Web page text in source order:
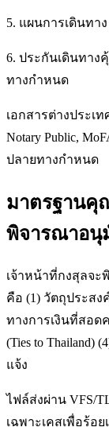
5. แผนการเดินทา
6. ประกันเดินทาง
ทางกำหนด
เอกสารต่างประเ
Notary Public,
ปลายทางกำหนด
มาตรฐานคุ
พิจารณาอนุ
เจ้าหน้าที่กงสุลจะ
คือ (1) วัตถุประสง
ทางการเงินที่สอด
(Ties to
แจ้ง
ไฟล์ส่งผ่าน VFS/
เฉพาะเคสเพื่อร้อ